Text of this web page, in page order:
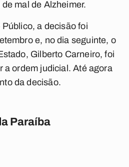
mal de Alzheimer.
a decisão foi
e, no dia seguinte, o
Gilberto Carneiro, foi
a ordem judicial. Até agora
da decisão.
Paraíba